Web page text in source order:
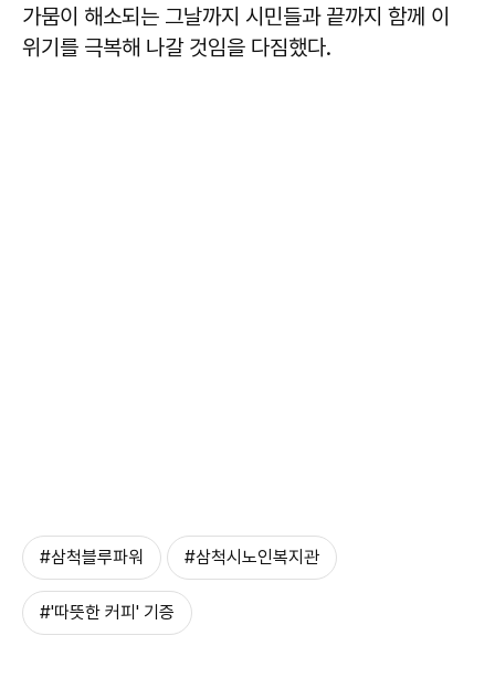
가뭄이 해소되는 그날까지 시민들과 끝까지 함께 이
위기를 극복해 나갈 것임을 다짐했다.
#삼척블루파워 #삼척시노인복지관
#'따뜻한 커피' 기증